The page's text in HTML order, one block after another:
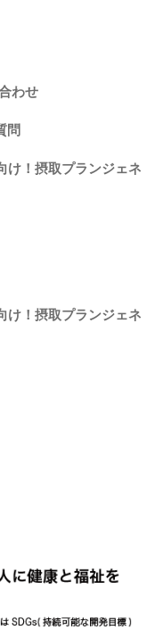
わせ
問
け！摂取プランジェネ
け！摂取プランジェネ